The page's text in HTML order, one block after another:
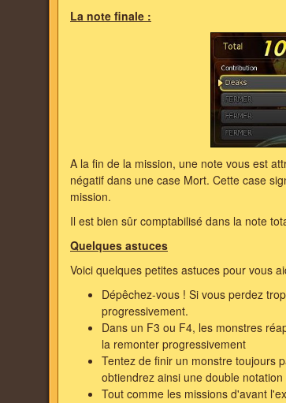
La note finale :
A la fin de la mission, une note vous est
négatif dans une case Mort. Cette case
mission.
Il est bien sûr comptabilisé dans la note
Quelques astuces
Voici quelques petites astuces pour vous
Dépêchez-vous ! Si vous perdez
progressivement.
Dans un F3 ou F4, les monstres
la remonter progressivement
Tentez de finir un monstre toujours
obtiendrez ainsi une double
Tout comme les missions d'avant